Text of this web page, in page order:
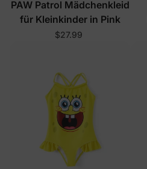
PAW Patrol Mädchenkleid
für Kleinkinder in Pink
$27.99